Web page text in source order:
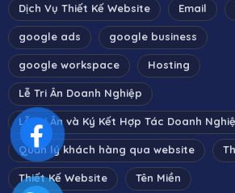
Dịch Vụ Thiết Kế Website Email
google ads google business
google workspace Hosting
Lễ Tri Ân Doanh Nghiệp
Lễ Tri Ân và Ký Kết Hợp Tác Doanh
Quản lý khách hàng qua website
Thiết Kế Website Tên Miền